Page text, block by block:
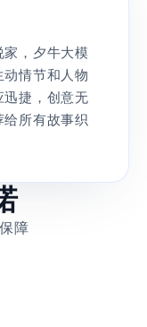
，夕牛大模
情节和人物
迅捷，创意无
所有故事织
障